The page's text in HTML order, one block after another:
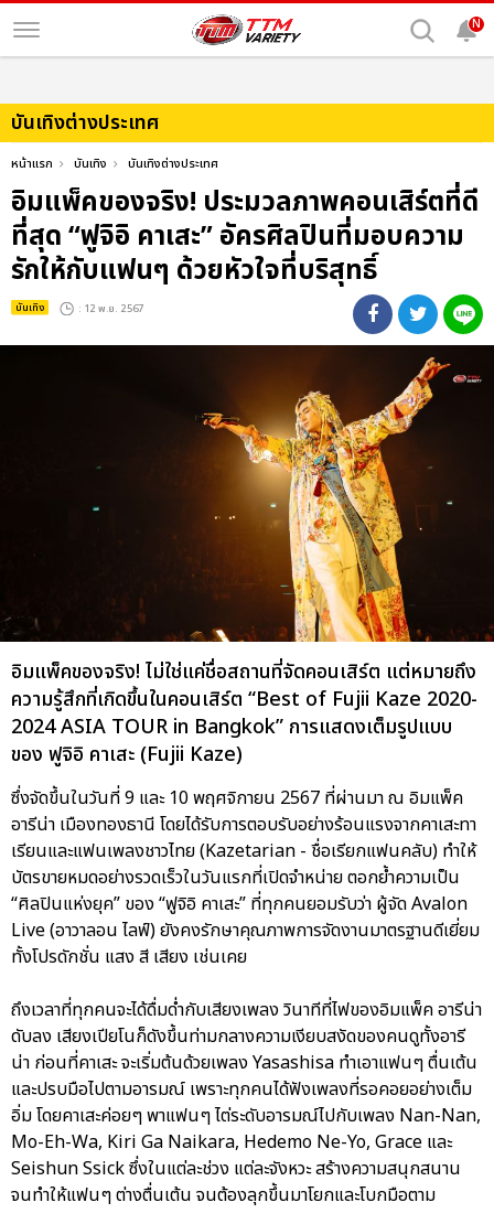
N
บันเทิงต่างประเทศ
หน้าแรก บันเทิง บันเทิงต่างประเทศ
อิมแพ็คของจริง! ประมวลภาพคอนเสิร์ตที่ดี
ที่สุด “ฟูจิอิ คาเสะ” อัครศิลปินที่มอบความ
รักให้กับแฟนๆ ด้วยหัวใจที่บริสุทธิ์
บันเทิง : 12 พ.ย. 2567
อิมแพ็คของจริง! ไม่ใช่แค่ชื่อสถานที่จัดคอนเสิร์ต แต่หมายถึง
ความรู้สึกที่เกิดขึ้นในคอนเสิร์ต “Best of Fujii Kaze 2020-
2024 ASIA TOUR in Bangkok” การแสดงเต็มรูปแบบ
ของ ฟูจิอิ คาเสะ (Fujii Kaze)
ซึ่งจัดขึ้นในวันที่ 9 และ 10 พฤศจิกายน 2567 ที่ผ่านมา ณ อิมแพ็ค
อารีน่า เมืองทองธานี โดยได้รับการตอบรับอย่างร้อนแรงจากคาเสะทา
เรียนและแฟนเพลงชาวไทย (Kazetarian - ชื่อเรียกแฟนคลับ) ทำให้
บัตรขายหมดอย่างรวดเร็วในวันแรกที่เปิดจำหน่าย ตอกย้ำความเป็น
“ศิลปินแห่งยุค” ของ “ฟูจิอิ คาเสะ” ที่ทุกคนยอมรับว่า ผู้จัด Avalon
Live (อาวาลอน ไลฟ์) ยังคงรักษาคุณภาพการจัดงานมาตรฐานดีเยี่ยม
ทั้งโปรดักชั่น แสง สี เสียง เช่นเคย
ถึงเวลาที่ทุกคนจะได้ดื่มด่ำกับเสียงเพลง วินาทีที่ไฟของอิมแพ็ค อารีน่า
ดับลง เสียงเปียโนก็ดังขึ้นท่ามกลางความเงียบสงัดของคนดูทั้งอารี
น่า ก่อนที่คาเสะ จะเริ่มต้นด้วยเพลง Yasashisa ทำเอาแฟนๆ ตื่นเต้น
และปรบมือไปตามอารมณ์ เพราะทุกคนได้ฟังเพลงที่รอคอยอย่างเต็ม
อิ่ม โดยคาเสะค่อยๆ พาแฟนๆ ไต่ระดับอารมณ์ไปกับเพลง Nan-Nan,
Mo-Eh-Wa, Kiri Ga Naikara, Hedemo Ne-Yo, Grace และ
Seishun Ssick ซึ่งในแต่ละช่วง แต่ละจังหวะ สร้างความสนุกสนาน
จนทำให้แฟนๆ ต่างตื่นเต้น จนต้องลุกขึ้นมาโยกและโบกมือตาม